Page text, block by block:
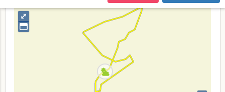
⤢